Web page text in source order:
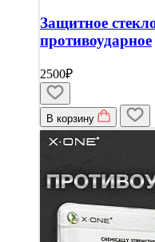
Защитное
противоударное
2500₽
В корзину